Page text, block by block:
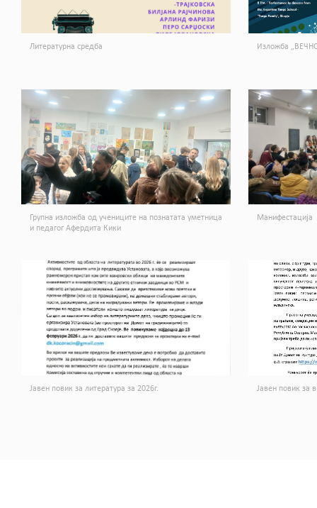
Литературна средба Изложба
Групна изложба од учениците на познатата уметница
и педагог Афердита Кики
Манифестација
Јавен повик за литература за 2026г. Јавен повик за